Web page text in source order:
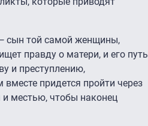
сын той самой женщины,
правду о матери, и его путь
и преступлению,
придется пройти через
местью, чтобы наконец